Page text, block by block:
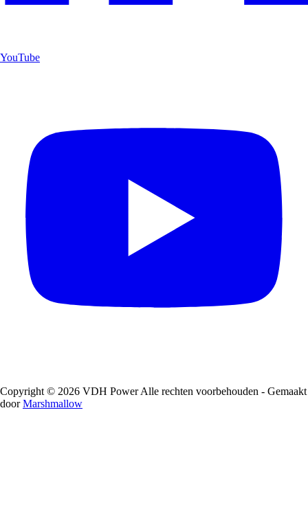
YouTube
Copyright © 2026 VDH Power Alle rechten voorbehouden - Gemaakt
doorMarshmallow